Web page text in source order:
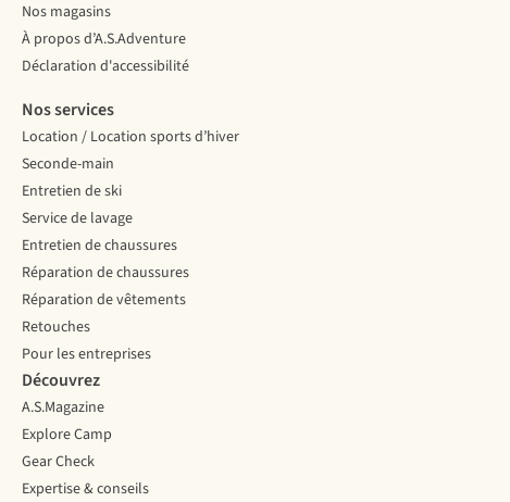
Nos magasins
À propos d’A.S.Adventure
Déclaration d'accessibilité
Nos services
Location / Location sports d’hiver
Seconde-main
Entretien de ski
Service de lavage
Entretien de chaussures
Réparation de chaussures
Réparation de vêtements
Retouches
Pour les entreprises
Découvrez
A.S.Magazine
Explore Camp
Gear Check
Expertise & conseils